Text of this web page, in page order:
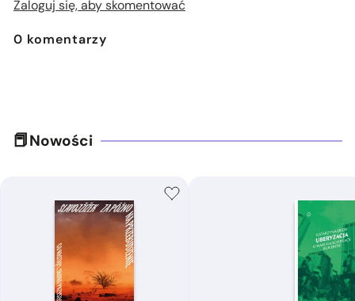
Zaloguj się, aby skomentować
0 komentarzy
Nowości